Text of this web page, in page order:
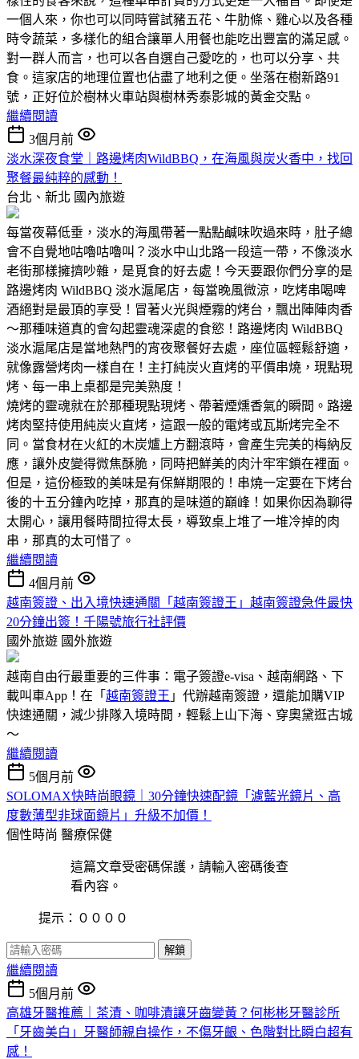
一個人來，你也可以同時嘗試豬五花、牛肋條、雞心以及各種
時令蔬菜，多樣化的組合讓單人用餐也能吃出豐富的滿足感。
對一群人而言，也可以各自選自己愛吃的，也可以分享、共
食。這家店的地理位置也佔盡了地利之便。坐落在樹新路91
號，正好位於樹林火車站與樹林秀泰影城的黃金交點。
繼續閱讀
3個月前
淡水深夜食堂｜路邊烤肉WildBBQ，在海風與炭火香中，找回
聚餐最純粹的感動！
台北、新北 國內旅遊
每當夜幕低垂，淡水的海風帶著一點點鹹味吹過來時，肚子總
會不自覺地咕嚕咕嚕叫？淡水中山北路一段這一帶，不像淡水
老街那樣擁擠吵雜，是覓食的好去處！今天要跟你們分享的是
路邊烤肉 WildBBQ 淡水滬尾店，每當晚風微涼，吃烤串喝啤
酒絕對是最頂的享受！冒著火光與煙霧的烤台，飄出陣陣肉香
～那種味道真的會勾起靈魂深處的食慾！路邊烤肉 WildBBQ
淡水滬尾店是當地熱門的宵夜聚餐好去處，座位區輕鬆舒適，
就像露營烤肉一樣自在！主打純炭火直烤的平價串燒，現點現
烤、每一串上桌都是完美熟度！
燒烤的靈魂就在於那種現點現烤、帶著煙燻香氣的瞬間。路邊
烤肉堅持使用純炭火直烤，這跟一般的電烤或瓦斯烤完全不
同。當食材在火紅的木炭爐上方翻滾時，會產生完美的梅納反
應，讓外皮變得微焦酥脆，同時把鮮美的肉汁牢牢鎖在裡面。
但是，這份極致的美味是有保鮮期限的！串燒一定要在下烤台
後的十五分鐘內吃掉，那真的是味道的巔峰！如果你因為聊得
太開心，讓用餐時間拉得太長，導致桌上堆了一堆冷掉的肉
串，那真的太可惜了。
繼續閱讀
4個月前
越南簽證、出入境快速通關「越南簽證王」越南簽證急件最快
20分鐘出簽！千陽號旅行社評價
國外旅遊 國外旅遊
越南自由行最重要的三件事：電子簽證e-visa、越南網路、下
載叫車App！在「 越南簽證王 」代辦越南簽證，還能加購VIP
快速通關，減少排隊入境時間，輕鬆上山下海、穿奧黛逛古城
～
繼續閱讀
5個月前
SOLOMAX快時尚眼鏡｜30分鐘快速配鏡「濾藍光鏡片、高
度數薄型非球面鏡片」升級不加價！
個性時尚 醫療保健
這篇文章受密碼保護，請輸入密碼後查
看內容。
提示：００００
解鎖
繼續閱讀
5個月前
高雄牙醫推薦｜茶漬、咖啡漬讓牙齒變黃？何彬彬牙醫診所
「牙齒美白」牙醫師親自操作，不傷牙齦、色階對比瞬白超有
感！